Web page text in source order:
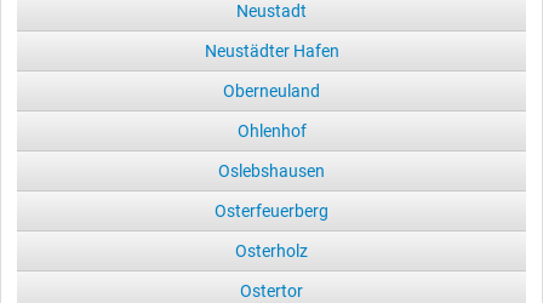
Neustadt
Neustädter Hafen
Oberneuland
Ohlenhof
Oslebshausen
Osterfeuerberg
Osterholz
Ostertor